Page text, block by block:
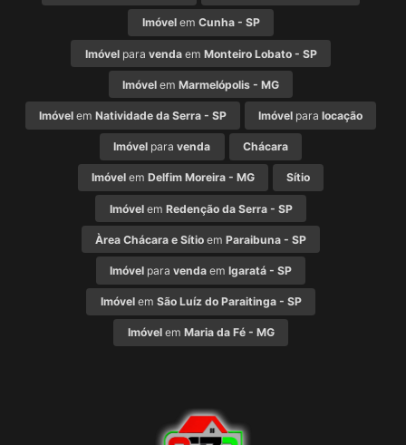
Imóvelem Cunha - SP
Imóvelpara vendaem Monteiro Lobato - SP
Imóvel em Marmelópolis - MG
Imóvelem Natividade da Serra - SP Imóvel paralocação
Imóvel paravenda Chácara
Imóvelem Delfim Moreira - MG Sítio
Imóvelem Redenção da Serra - SP
Àrea Chácara e Sítio em Paraibuna - SP
Imóvel para venda em Igaratá - SP
Imóvelem São Luíz do Paraitinga - SP
Imóvelem Maria da Fé - MG